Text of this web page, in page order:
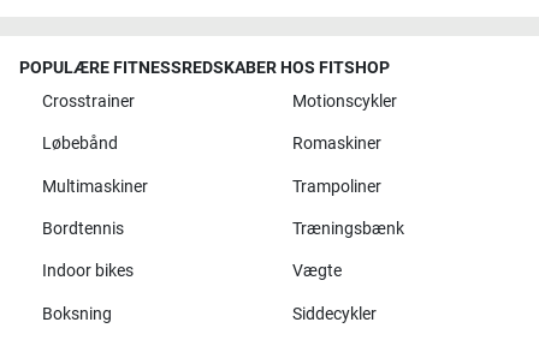
POPULÆRE FITNESSREDSKABER HOS FITSHOP
Crosstrainer
Motionscykler
Løbebånd Romaskiner
Multimaskiner Trampoliner
Bordtennis Træningsbænk
Indoor bikes Vægte
Boksning Siddecykler